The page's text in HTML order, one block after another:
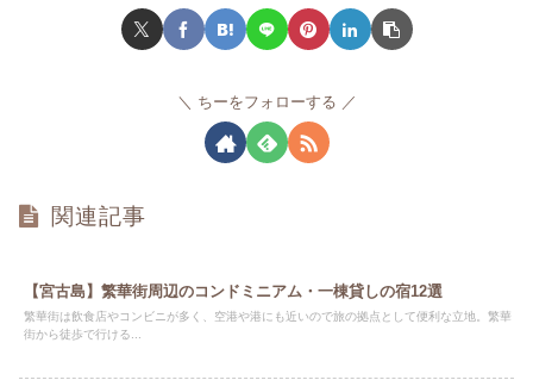
ちーをフォローする
関連記事
【宮古島】繁華街周辺のコンドミニアム・一棟貸しの宿12選
繁華街は飲食店やコンビニが多く、空港や港にも近いので旅の拠点として便利な立地。繁華
街から徒歩で行ける...